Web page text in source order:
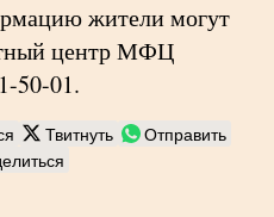
жители могут
центр МФЦ
50-01.
Твитнуть
Отправить